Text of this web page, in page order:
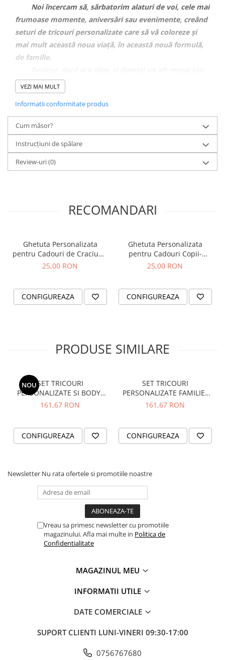
Noi încercam să, sărbatorim alaturi de voi, cele mai
frumoase momente, aniversări sau evenimente, creând
seturi de tricouri personalizate care să vă coloreze și
mai mult această noua viață, în această nouă formulă,
de familie.
alte animații pe tricouri, nu ezita să ne contactezi pe
WhatsApppe numarul 0743.351.271 , iar noi te vom
ajuta cu drag.
CARACTERISTICI PRINT
Tehnica avansata de printare
Print direct in tesatura
Calitate superioara a printului, rezistenat la spalari, culori vi si
durabile
Părerea clientilor nostrii o puteti vedea in sectiunea
"Testimoniale"
Masurile pot varia ușor, iar imaginile sunt cu titlu de prezentare!
VEZI MAI MULT
Informatii conformitate produs
Cum măsor?
Instrucțiuni de spălare
Review-uri(0)
RECOMANDARI
Ghetuta Personalizata
pentru Cadouri de Craciun -
model familie
25,00 RON
CONFIGUREAZA
Ghetuta Personalizata
pentru Cadouri Copii-
Fetita/Baietel
25,00 RON
CONFIGUREAZA
PRODUSE SIMILARE
NOUSET TRICOURI
PERSONALIZATE SI BODY-
LOW BATERY
161,67 RON
CONFIGUREAZA
SET TRICOURI
PERSONALIZATE FAMILIE-
NR.20
161,67 RON
CONFIGUREAZA
Newsletter Nu rata ofertele si promotiile noastre
Vreau sa primesc newsletter cu promotiile
magazinului. Afla mai multe in Politica de
Confidentialitate
MAGAZINUL MEU
INFORMATII UTILE
DATE COMERCIALE
SUPORT CLIENTI LUNI-VINERI 09:30-17:00
0756767680